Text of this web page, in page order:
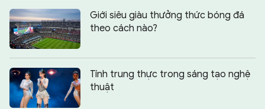
Giới siêu giàu thưởng thức bóng đá
theo cách nào?
Tính trung thực trong sáng tạo nghệ
thuật